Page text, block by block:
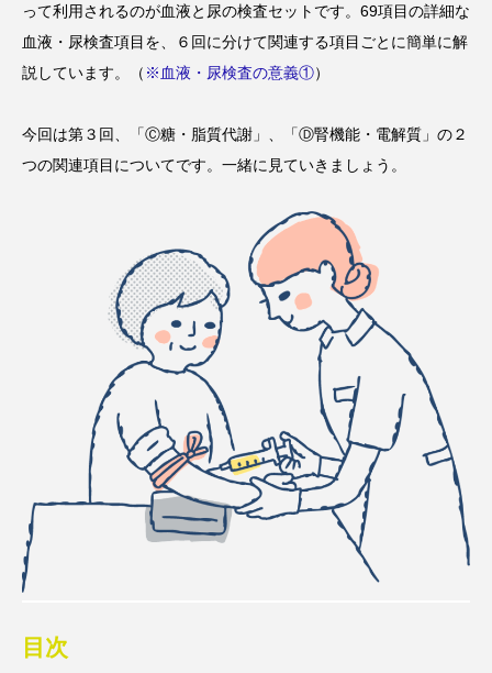
分子栄養学「金子メソッド（Kan
2026.01.16
子供の栄養「現代の子どもたち
2024.08.26
DHA EPA α-リポ酸
オメガ3・EPA
オメガ3・EPA・DHA カルシウム
グルタミン ケイ素 セレン
タンパク質 ナイアシン ナトリウム
ビタミン ビタミンA
ビタミンB群
ビタミンK
って利用されるのが血液と尿の検査セットです。69項目の詳細な
血液・尿検査項目を、６回に分けて関連する項目ごとに簡単に解
説しています。（ ※血液・尿検査の意義①）
今回は第３回、「Ⓒ糖・脂質代謝」、「Ⓓ腎機能・電解質」の２
つの関連項目についてです。一緒に見ていきましょう。
目次